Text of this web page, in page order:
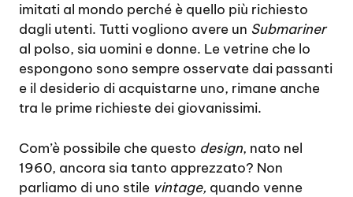
imitati al mondo perché è quello più richiesto
dagli utenti. Tutti vogliono avere un Submariner
al polso, sia uomini e donne. Le vetrine che lo
espongono sono sempre osservate dai passanti
e il desiderio di acquistarne uno, rimane anche
tra le prime richieste dei giovanissimi.
Com’è possibile che questo design, nato nel
1960, ancora sia tanto apprezzato? Non
parliamo di uno stile vintage, quando venne